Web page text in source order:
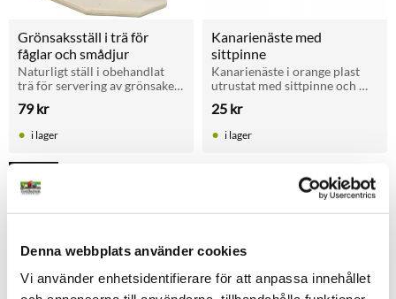
Denna webbplats använder cookies
Vi använder enhetsidentifierare för att anpassa innehållet
Grönsaksställ i trä för
fåglar och smådjur
Naturligt ställ i obehandlat
trä för servering av grönsaker
stimulerar både fåglar och
smådjur.
79kr
i lager
Kanarienäste med
sittpinne
Kanarienäste i orange plast
utrustat med sittpinne och
för enkel montering och
optimal luftgenomströmning
under häckning.
25 kr
i lager
3ST STORLEKAR